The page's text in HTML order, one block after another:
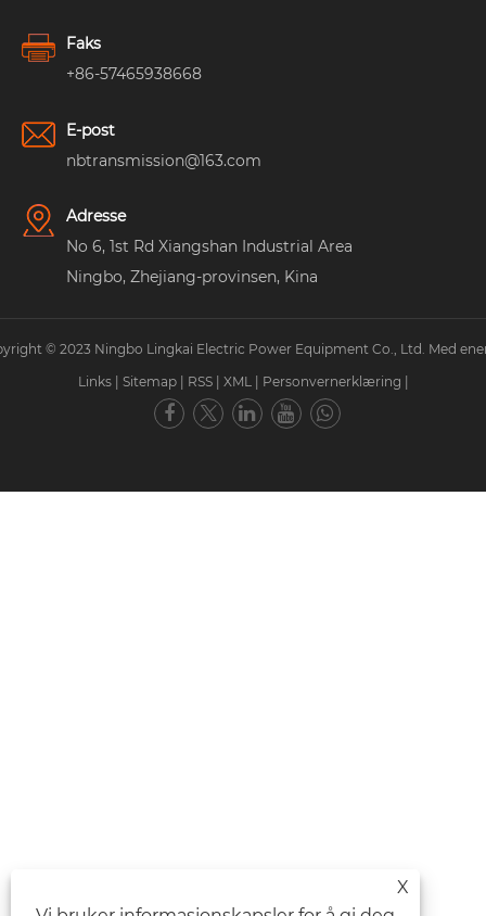
Faks
+86-57465938668
E-post
nbtransmission@163.com
Adresse
No 6, 1st Rd Xiangshan Industrial Area
Ningbo, Zhejiang-provinsen, Kina
© 2023 Ningbo Lingkai Electric Power Equipment Co., Ltd. Med
Links
Sitemap RSS XML Personvernerklæring
X